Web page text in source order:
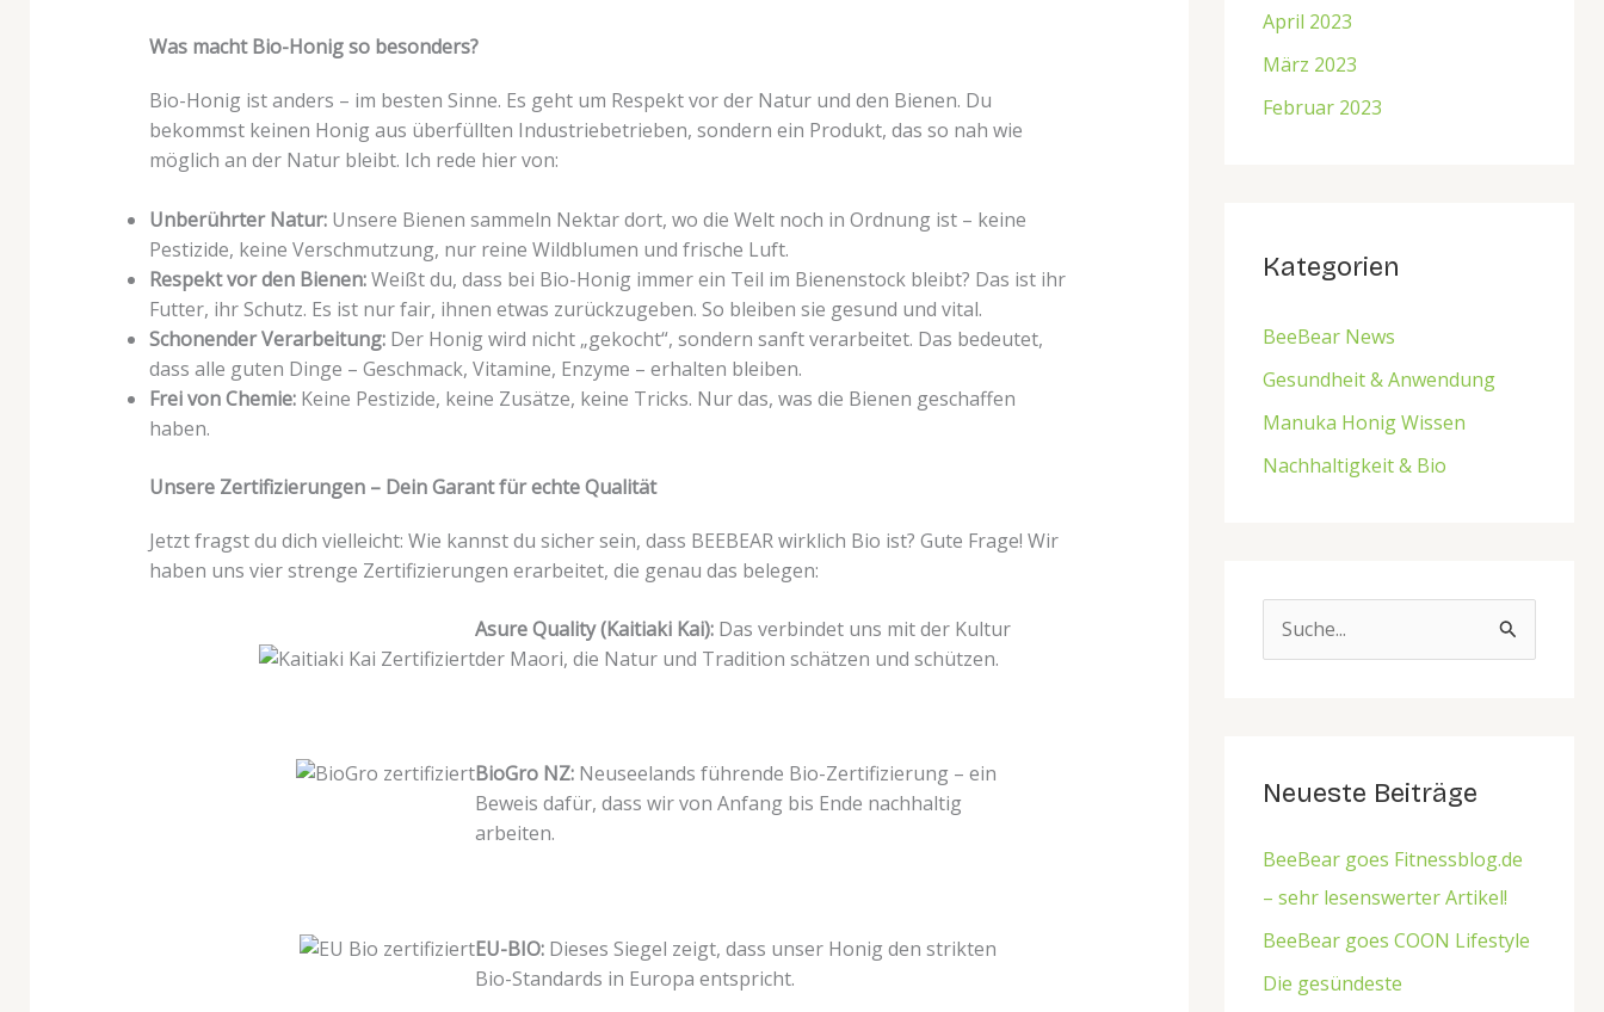
Was macht Bio-Honig so besonders?
Bio-Honig ist anders – im besten Sinne. Es geht um Respekt vor der Natur und den Bienen. Du
bekommst keinen Honig aus überfüllten Industriebetrieben, sondern ein Produkt, das so nah wie
möglich an der Natur bleibt. Ich rede hier von:
Unberührter Natur: Unsere Bienen sammeln Nektar dort, wo die Welt noch in Ordnung ist – keine
Pestizide, keine Verschmutzung, nur reine Wildblumen und frische Luft.
Respekt vor den Bienen:Weißt du, dass bei Bio-Honig immer ein Teil im Bienenstock bleibt? Das ist ihr
Futter, ihr Schutz. Es ist nur fair, ihnen etwas zurückzugeben. So bleiben sie gesund und vital.
Schonender Verarbeitung: Der Honig wird nicht „gekocht“, sondern sanft verarbeitet. Das bedeutet,
dass alle guten Dinge – Geschmack, Vitamine, Enzyme – erhalten bleiben.
Frei von Chemie: Keine Pestizide, keine Zusätze, keine Tricks. Nur das, was die Bienen geschaffen
haben.
Unsere Zertifizierungen – Dein Garant für echte Qualität
Jetzt fragst du dich vielleicht: Wie kannst du sicher sein, dass BEEBEAR wirklich Bio ist? Gute Frage! Wir
haben uns vier strenge Zertifizierungen erarbeitet, die genau das belegen:
Asure Quality (Kaitiaki Kai):Das verbindet uns mit der Kultur
der Maori, die Natur und Tradition schätzen und schützen.
BioGro NZ: Neuseelands führende Bio-Zertifizierung – ein
Beweis dafür, dass wir von Anfang bis Ende nachhaltig
arbeiten.
EU-BIO:Dieses Siegel zeigt, dass unser Honig den strikten
Bio-Standards in Europa entspricht.
April 2023
März 2023
Februar 2023
Kategorien
BeeBear News
Gesundheit & Anwendung
Manuka Honig Wissen
Nachhaltigkeit & Bio
e
n
a
c
h
Neueste Beiträge
BeeBear goes Fitnessblog.de
– sehr lesenswerter Artikel!
BeeBear goes COON Lifestyle
Die gesündeste